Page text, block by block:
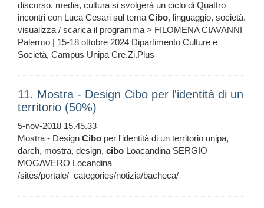
discorso, media, cultura si svolgerà un ciclo di Quattro
incontri con Luca Cesari sul temaCibo, linguaggio, società.
visualizza / scarica il programma > FILOMENA CIAVANNI
Palermo | 15-18 ottobre 2024 Dipartimento Culture e
Società, Campus Unipa Cre.Zi.Plus
11. Mostra - Design Cibo per l'identità di un
territorio (50%)
5-nov-2018 15.45.33
Mostra - Design Cibo per l'identità di un territorio unipa,
darch, mostra, design, cibo Loacandina SERGIO
MOGAVERO Locandina
/sites/portale/_categories/notizia/bacheca/